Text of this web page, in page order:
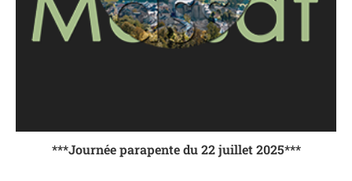
***Journée parapente du 22 juillet 2025***